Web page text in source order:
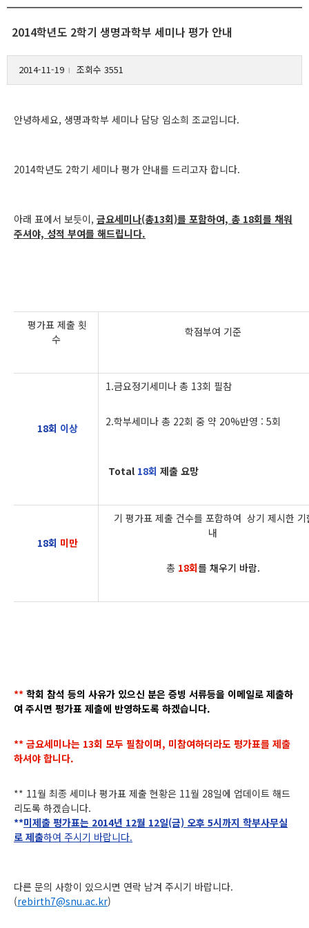
2014학년도 2학기 생명과학부 세미나 평가 안내
2014-11-19 l 조회수 3551
안녕하세요, 생명과학부 세미나 담당 임소희 조교입니다.
2014학년도 2학기 세미나 평가 안내를 드리고자 합니다.
아래 표에서 보듯이, 금요세미나(총13회)를 포함하여, 총 18회를 채워
주셔야, 성적 부여를 해드립니다.
평가표 제출 횟
수
학점부여 기준
18회 이상
1.금요정기세미나 총 13회 필참
2.학부세미나 총 22회 중 약 20%반영 : 5회
Total 18회 제출 요망
18회 미만
기 평가표 제출 건수를 포함하여 상기 제시한 기
내
총 18회를 채우기 바람.
** 학회 참석 등의 사유가 있으신 분은 증빙 서류등을 이메일로 제출하
여 주시면 평가표 제출에 반영하도록 하겠습니다.
** 금요세미나는 13회 모두 필참이며, 미참여하더라도 평가표를 제출
하셔야 합니다.
** 11월 최종 세미나 평가표 제출 현황은 11월 28일에 업데이트 해드
리도록 하겠습니다.
**미제출 평가표는 2014년 12월 12일(금) 오후 5시까지 학부사무실
로 제출하여 주시기 바랍니다.
다른 문의 사항이 있으시면 연락 남겨 주시기 바랍니다.
(rebirth7@snu.ac.kr)